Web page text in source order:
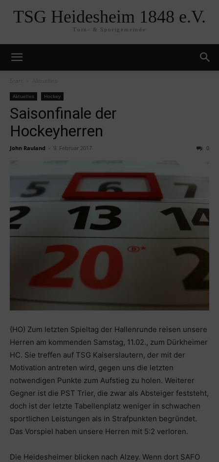
TSG Heidesheim 1848 e.V.
Turn- & Sportgemeinde
Aktuelles Hockey
Saisonfinale der
Hockeyherren
John Rauland - 9. Februar 2017 0
(HO) Zum letzten Spieltag der Hallenrunde reisen unsere
Herren am kommenden Samstag, 11.02., zum Dürkheimer
HC. Sie treffen auf TSG Kaiserslautern, der mit der
Motivation antreten wird, gegen uns die letzten
notwendigen Punkte zum Aufstieg zu holen. Weiterer
Gegner ist die PST Trier, die zwar als Absteiger feststeht,
doch ist der letzte Tabellenplatz weniger in schwachen
sportlichen Leistungen als in Strafpunkten begründet.
Das Vorspiel haben unsere Herren mit 5:2 verloren.
Die Heidesheimer blicken nach Alzey. Wenn dort SAFO